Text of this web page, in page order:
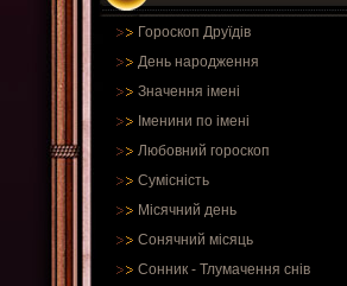
Гороскоп Друїдів
День народження
Значення імені
Іменини по імені
Любовний гороскоп
Сумісність
Місячний день
Сонячний місяць
Сонник - Тлумачення снів